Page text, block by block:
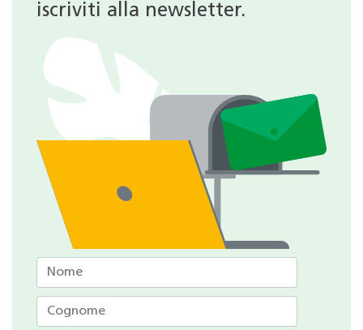
iscriviti alla newsletter.